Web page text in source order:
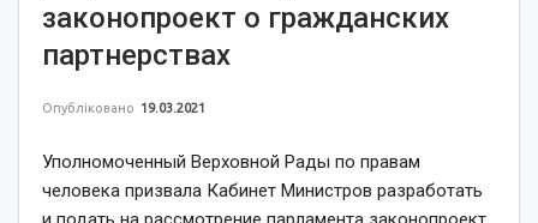
законопроект о гражданских
партнерствах
Опубліковано 19.03.2021
Уполномоченный Верховной Рады по правам
человека призвала Кабинет Министров разработать